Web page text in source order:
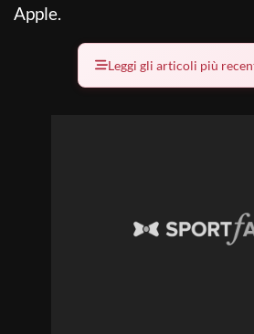
Apple.
Leggi gli articoli più